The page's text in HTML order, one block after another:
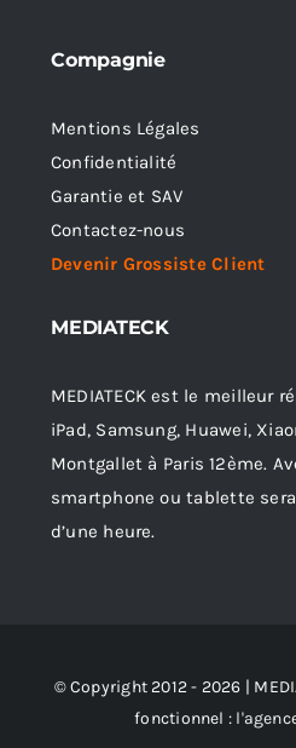
Compagnie
Mentions Légales
Confidentialité
Garantie et SAV
Contactez-nous
Devenir Grossiste Client
MEDIATECK
MEDIATECK est le meilleur
iPad, Samsung, Huawei,
Montgallet à Paris 12ème.
smartphone ou tablette
d’une heure.
© Copyright 2012 - 2026 |
fonctionnel :